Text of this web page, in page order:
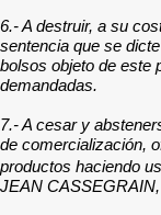
6.- A destruir, a su
sentencia que se
bolsos objeto de este
demandadas.
7.- A cesar y
de comercialización,
productos haciendo
JEAN